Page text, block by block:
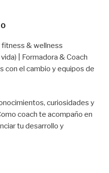
& wellness
| Formadora & Coach
con el cambio y equipos de
curiosidades y
coach te acompaño en
tu desarrollo y